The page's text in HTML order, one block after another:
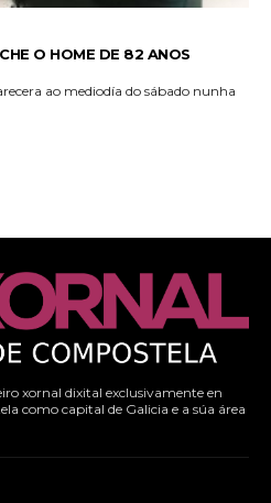
O HOME DE 82 ANOS
ao mediodía do sábado nunha
xornal dixital exclusivamente en
como capital de Galicia e a súa área